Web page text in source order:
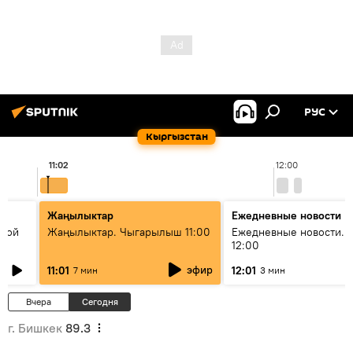
Кыргызстан
РУС
12:00
11:02
Жаңылыктар
Жаңылыктар. Чыгарылыш 11:00
11:01 7 мин эфир
Ежедневные новости
Ежедневные новости.
12:00
12:01 3 мин
Вчера Сегодня
г. Бишкек 89.3